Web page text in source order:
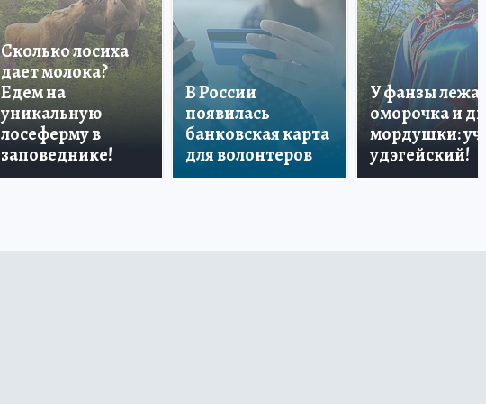
Сколько лосиха
дает молока?
Едем на
уникальную
лосеферму в
заповеднике!
В России
появилась
банковская карта
для волонтеров
У фанзы лежала
оморочка и две
мордушки:
удэгейский!